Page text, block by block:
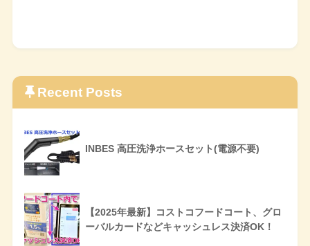
Recent Posts
INBES 高圧洗浄ホースセット(電源不要)
【2025年最新】コストコフードコート、グロ
ーバルカードなどキャッシュレス決済OK！